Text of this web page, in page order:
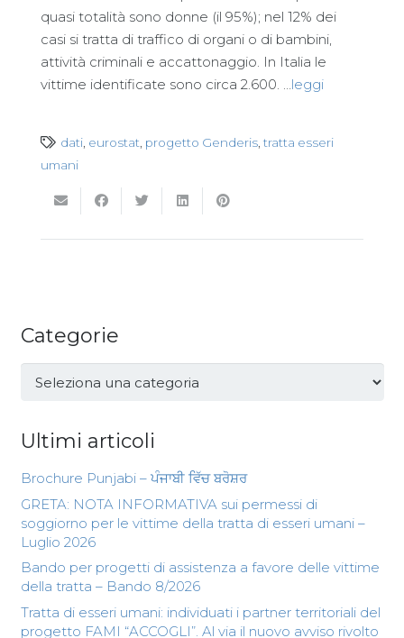
quasi totalità sono donne (il 95%); nel 12% dei
casi si tratta di traffico di organi o di bambini,
attività criminali e accattonaggio. In Italia le
vittime identificate sono circa 2.600. …leggi
dati, eurostat, progetto Genderis,tratta esseri
umani
Categorie
Categorie
Ultimi articoli
Brochure Punjabi – ਪੰਜਾਬੀ ਵਿੱਚ ਬਰੋਸ਼ਰ
GRETA: NOTA INFORMATIVA sui permessi di
soggiorno per le vittime della tratta di esseri umani –
Luglio 2026
Bando per progetti di assistenza a favore delle vittime
della tratta – Bando 8/2026
Tratta di esseri umani: individuati i partner territoriali del
progetto FAMI “ACCOGLI”. Al via il nuovo avviso rivolto